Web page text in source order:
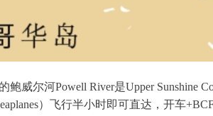
鲍威尔河Powell River是Upper Sunshine
）飞行半小时即可直达，开车